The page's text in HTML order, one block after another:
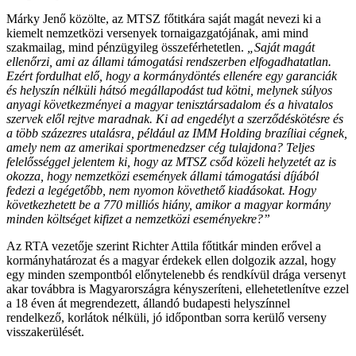
Márky Jenő közölte, az MTSZ főtitkára saját magát nevezi ki a
kiemelt nemzetközi versenyek tornaigazgatójának, ami mind
szakmailag, mind pénzügyileg összeférhetetlen.
„Saját magát
ellenőrzi, ami az állami támogatási rendszerben elfogadhatatlan.
Ezért fordulhat elő, hogy a kormánydöntés ellenére egy garanciák
és helyszín nélküli hátsó megállapodást tud kötni, melynek súlyos
anyagi következményei a magyar tenisztársadalom és a hivatalos
szervek elől rejtve maradnak. Ki ad engedélyt a szerződéskötésre és
a több százezres utalásra, például az IMM Holding brazíliai cégnek,
amely nem az amerikai sportmenedzser cég tulajdona? Teljes
felelősséggel jelentem ki, hogy az MTSZ csőd közeli helyzetét az is
okozza, hogy nemzetközi események állami támogatási díjából
fedezi a legégetőbb, nem nyomon követhető kiadásokat. Hogy
következhetett be a 770 milliós hiány, amikor a magyar kormány
minden költséget kifizet a nemzetközi eseményekre?”
Az RTA vezetője szerint Richter Attila főtitkár minden erővel a
kormányhatározat és a magyar érdekek ellen dolgozik azzal, hogy
egy minden szempontból előnytelenebb és rendkívül drága versenyt
akar továbbra is Magyarországra kényszeríteni, ellehetetlenítve ezzel
a 18 éven át megrendezett, állandó budapesti helyszínnel
rendelkező, korlátok nélküli, jó időpontban sorra kerülő verseny
visszakerülését.